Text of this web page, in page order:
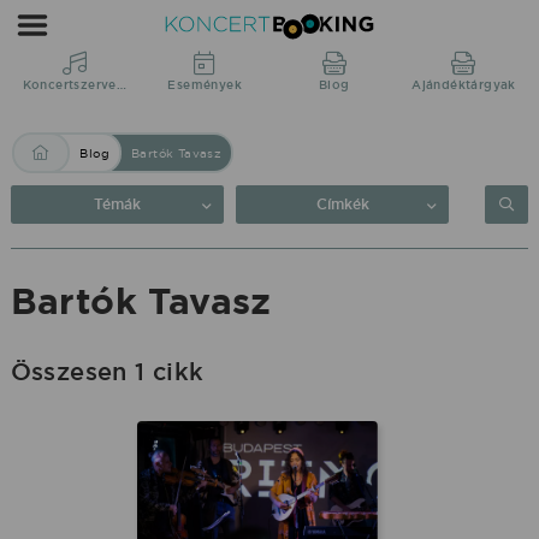
Blog:
Bartók
Tavasz
KoncertBooking
Közvetlenül
a
Koncertszervezés Események Blog Ajándéktárgyak
Blog Bartók Tavasz
Témák Címkék
Bartók Tavasz
Összesen 1 cikk